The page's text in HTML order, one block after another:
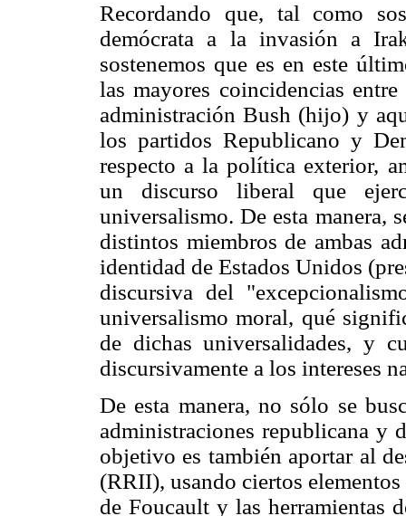
Recordando que, tal como
demócrata a la invasión a
sostenemos que es en este
las mayores coincidencias
administración Bush (hijo) y
los partidos Republicano y
respecto a la política exterior,
un discurso liberal que
universalismo. De esta manera,
distintos miembros de ambas
identidad de Estados Unidos
discursiva del
universalismo moral, qué
de dichas universalidades, y
discursivamente a los intereses
De esta manera, no sólo se
administraciones republicana y
objetivo es también aportar al
(RRII), usando ciertos
de Foucault y las herramientas